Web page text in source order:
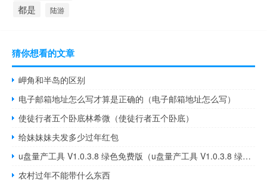
都是 陆游
猜你想看的文章
岬角和半岛的区别
电子邮箱地址怎么写才算是正确的（电子邮箱地址怎么写）
使徒行者五个卧底林希微（使徒行者五个卧底）
给妹妹妹夫发多少过年红包
u盘量产工具 V1.0.3.8 绿色免费版（u盘量产工具 V1.0.3.8 绿色免费版功能简介）
农村过年不能带什么东西